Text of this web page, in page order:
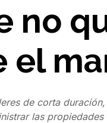
no
el
de corta
las